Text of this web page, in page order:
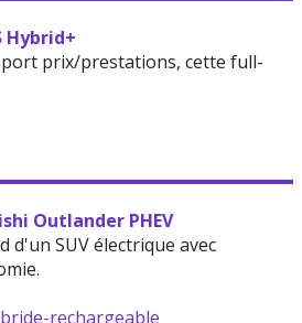
Hybrid+
prix/prestations, cette full-
Outlander PHEV
SUV électrique avec
rechargeable